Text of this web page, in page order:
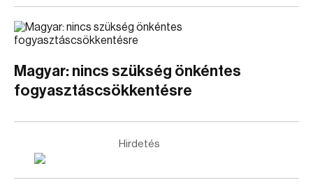
Magyar: nincs szükség önkéntes
fogyasztáscsökkentésre
Hirdetés